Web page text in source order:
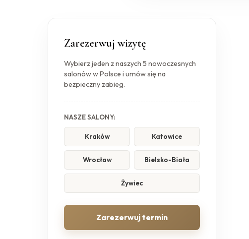
Zarezerwuj wizytę
Wybierz jeden z naszych 5 nowoczesnych
salonów w Polsce i umów się na
bezpieczny zabieg.
NASZE SALONY:
Kraków Katowice
Wrocław Bielsko-Biała
Żywiec
Zarezerwuj termin